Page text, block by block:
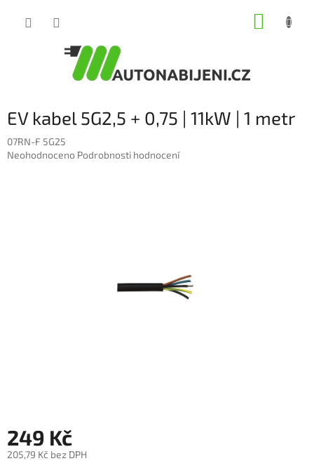
EV kabel 5G2,5 + 0,75 | 11kW | 1 metr
07RN-F 5G25
Průměrné
Neohodnoceno Podrobnosti hodnocení
249 Kč
205,79 Kč bez DPH